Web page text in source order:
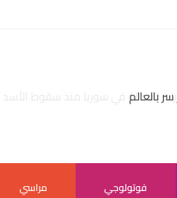
سر بالعالم
فوتولوجي مراسي